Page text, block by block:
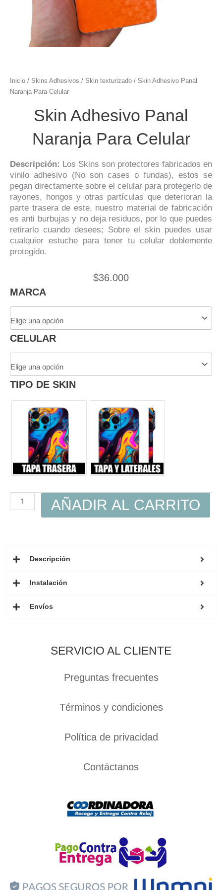
Inicio / Skins Adhesivos / Skin texturizado / Skin Adhesivo Panal
Naranja Para Celular
Skin Adhesivo Panal
Naranja Para Celular
Descripción: Los Skins son protectores fabricados en
vinilo adhesivo (No son cases o fundas), estos se
pegan directamente sobre el celular para protegerlo de
rayones, hongos y otras partículas que deterioran la
parte trasera de este, nuestro material de fabricación
es anti burbujas y no deja residuos, por lo que puedes
retirarlo cuando desees; Sobre el skin puedes usar
cualquier estuche para tener tu celular doblemente
protegido.
$36.000
MARCA
CELULAR
TIPO DE SKIN
Skin
Naranja
Para
cantidad
AÑADIR AL CARRITO
Descripción
Instalación
Envíos
SERVICIO AL CLIENTE
Preguntas frecuentes
Términos y condiciones
Política de privacidad
Contáctanos